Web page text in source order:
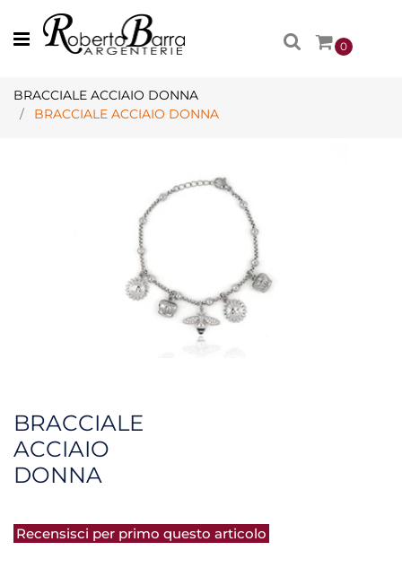
Open menu
0
BRACCIALE ACCIAIO DONNA
BRACCIALE ACCIAIO DONNA
BRACCIALE
ACCIAIO
DONNA
Recensisci per primo questo articolo